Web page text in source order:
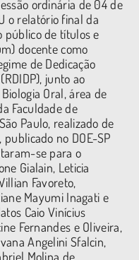
ordinária de 04 de
o relatório final da
público de títulos e
docente como
de Dedicação
junto ao
Oral, área de
Faculdade de
Paulo, realizado de
no DOE-SP
se para o
Gialain, Leticia
Favoreto,
Mayumi Inagati e
Caio Vinícius
Fernandes e Oliveira,
Angelini Sfalcin,
Molina de